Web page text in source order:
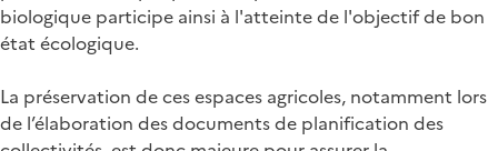
biologique participe ainsi à l'atteinte de l'objectif de bon
état écologique.
La préservation de ces espaces agricoles, notamment lors
de l’élaboration des documents de planification des